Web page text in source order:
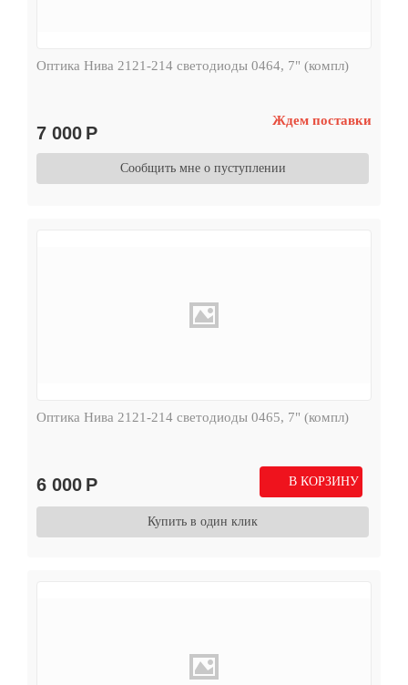
Оптика Нива 2121-214 светодиоды 0464, 7" (компл)
7 000 Р
Ждем поставки
Сообщить мне о пуступлении
Оптика Нива 2121-214 светодиоды 0465, 7" (компл)
6 000 Р В КОРЗИНУ
Купить в один клик